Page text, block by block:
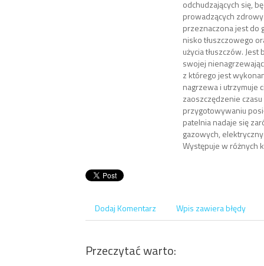
odchudzających się,
prowadzących
przeznaczona jest do
nisko tłuszczowego
użycia tłuszczów.
swojej
z którego jest
nagrzewa i utrzymuje
zaoszczędzenie
przygotowywaniu
patelnia nadaje się
gazowych,
Występuje w różnych
Dodaj Komentarz Wpis zawiera błędy
Przeczytać warto: